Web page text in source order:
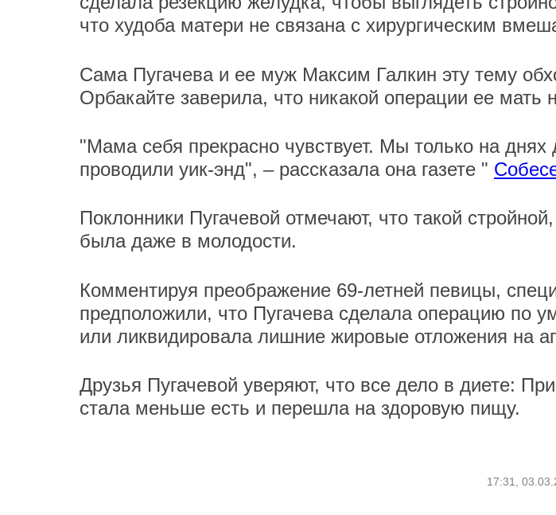
что худоба матери не связана с хирургическим
Сама Пугачева и ее муж Максим Галкин эту тему
Орбакайте заверила, что никакой операции ее мать
"Мама себя прекрасно чувствует. Мы только на
проводили уик-энд", – рассказала она газете "
Поклонники Пугачевой отмечают, что такой
была даже в молодости.
Комментируя преображение 69-летней певицы,
предположили, что Пугачева сделала операцию по
или ликвидировала лишние жировые отложения на
Друзья Пугачевой уверяют, что все дело в диете:
стала меньше есть и перешла на здоровую пищу.
17:31,